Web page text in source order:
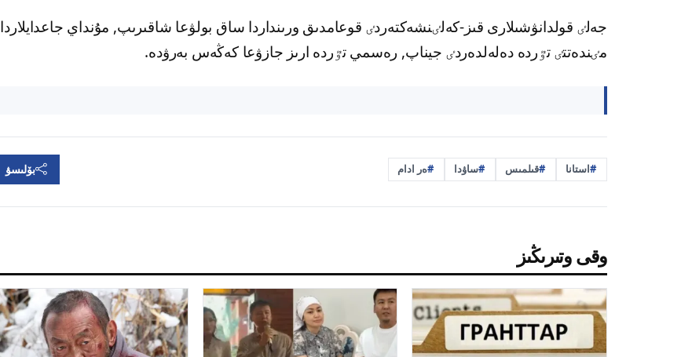
جەلٸ قولدانۋشىلارى قىز-كەلٸنشەكتەردٸ قوعامدىق ورىنداردا ساق بولۋعا شاقىرىپ, مۇنداي جاعدايلاردا
مٸندەتتٸ تٷردە دەلەلدەردٸ جيناپ, رەسمي تٷردە ارىز جازۋعا كەڭەس بەرۋدە.
استانا قىلمىس ساۋدا ەر ادام بۆلىسۋ
وقى وتىرىڭىز